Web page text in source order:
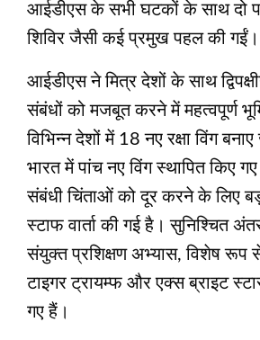
आईडीएस के सभी घटकों के साथ दो
शिविर जैसी कई प्रमुख पहल की गईं।
आईडीएस ने मित्र देशों के साथ
संबंधों को मजबूत करने में महत्वपूर्ण
विभिन्न देशों में 18 नए रक्षा विंग
भारत में पांच नए विंग स्थापित किए गए
संबंधी चिंताओं को दूर करने के लिए
स्टाफ वार्ता की गई है। सुनिश्चित
संयुक्त प्रशिक्षण अभ्यास, विशेष रूप
टाइगर ट्रायम्फ और एक्स ब्राइट
गए हैं।